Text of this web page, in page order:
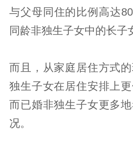
与父母同住的比例高达
同龄非独生子女中的长子
而且，从家庭居住方式的
独生子女在居住安排上更
而已婚非独生子女更多
况。